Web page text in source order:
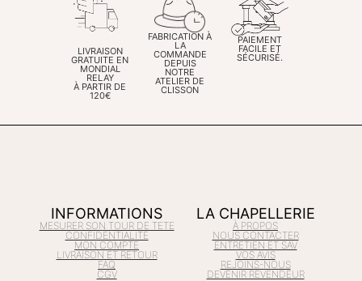
LIVRAISON
GRATUITE EN
MONDIAL
RELAY
À PARTIR DE
120€
FABRICATION À
LA
COMMANDE
DEPUIS
NOTRE
ATELIER DE
CLISSON
PAIEMENT
FACILE ET
SÉCURISÉ.
INFORMATIONS
MESURER SON TOUR DE TETE
CONFIDENTIALITÉ
MON COMPTE
LIVRAISON ET RETOUR
FAQ
CGV
LA CHAPELLERIE
À PROPOS
NOUS CONTACTER
ENTRETIEN ET SAV
VOS AVIS
REJOINS-NOUS
DEVENIR REVENDEUR